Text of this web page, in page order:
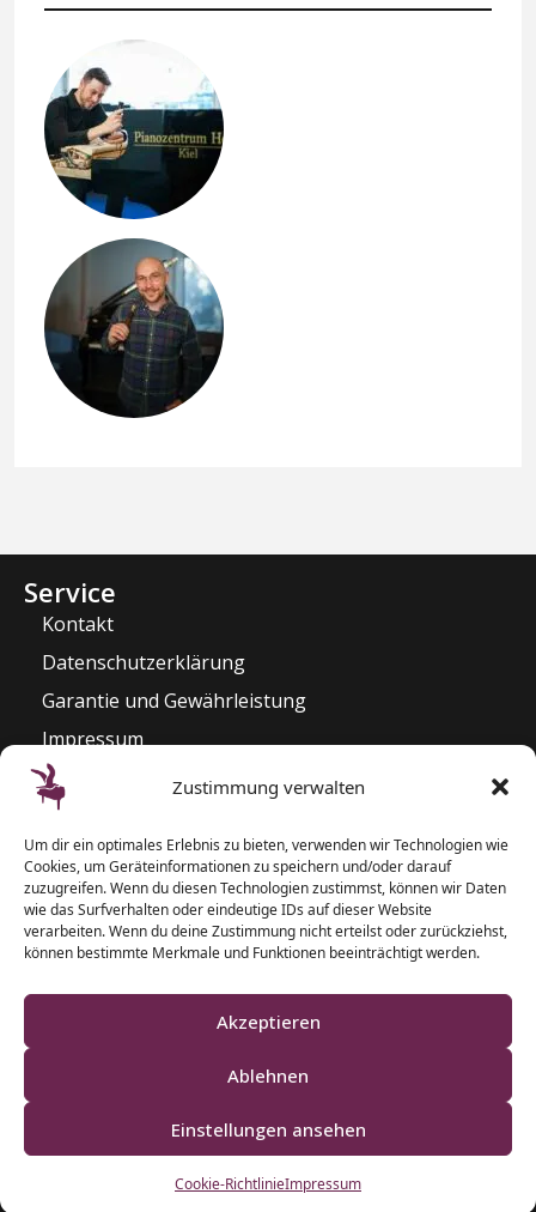
Zustimmung verwalten
Um dir ein optimales Erlebnis zu bieten, verwenden wir Technologien wie
Cookies, um Geräteinformationen zu speichern und/oder darauf
zuzugreifen. Wenn du diesen Technologien zustimmst, können wir Daten
wie das Surfverhalten oder eindeutige IDs auf dieser Website
verarbeiten. Wenn du deine Zustimmung nicht erteilst oder zurückziehst,
können bestimmte Merkmale und Funktionen beeinträchtigt werden.
Akzeptieren
Ablehnen
Einstellungen ansehen
Cookie-RichtlinieImpressum
Service
Kontakt
Datenschutzerklärung
Garantie und Gewährleistung
Impressum
Widerrufsrecht
Kontakt
Pianozentrum Hoppe
Sophienblatt 82 – 86
24114 Kiel
T: 0431 – 5 50 87 77
F: 0431 – 2 00 40 09
Klaviere und Pianos aus Schleswig-Holstein